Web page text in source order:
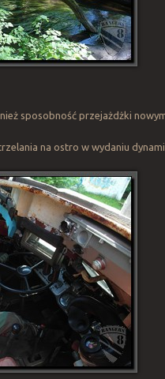
sposobność przejażdżki
na ostro w wydaniu